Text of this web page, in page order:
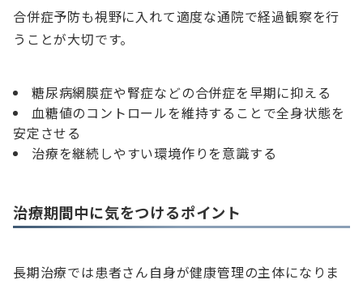
合併症予防も視野に入れて適度な通院で経過観察を行
うことが大切です。
糖尿病網膜症や腎症などの合併症を早期に抑える
血糖値のコントロールを維持することで全身状態を
安定させる
治療を継続しやすい環境作りを意識する
治療期間中に気をつけるポイント
長期治療では患者さん自身が健康管理の主体になりま